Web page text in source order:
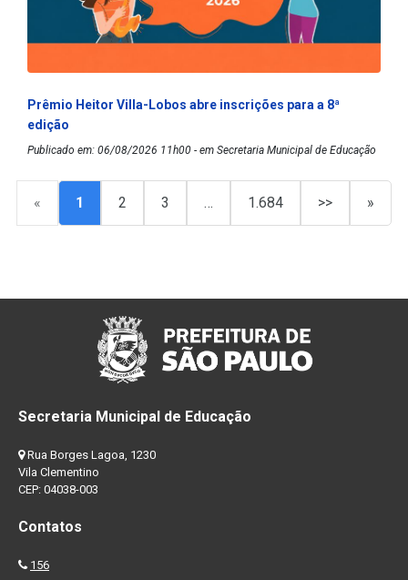
Prêmio Heitor Villa-Lobos abre inscrições para a 8ª
edição
Publicado em: 06/08/2026 11h00 - em Secretaria Municipal de Educação
« 1 2 3 … 1.684 >> »
Secretaria Municipal de Educação
Rua Borges Lagoa, 1230
Vila Clementino
CEP: 04038-003
Contatos
156